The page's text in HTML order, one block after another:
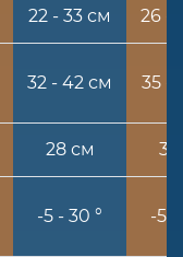
22 - 33 см 26 -
32 - 42 см 35 -
28 см
-5 - 30 ° -5 -